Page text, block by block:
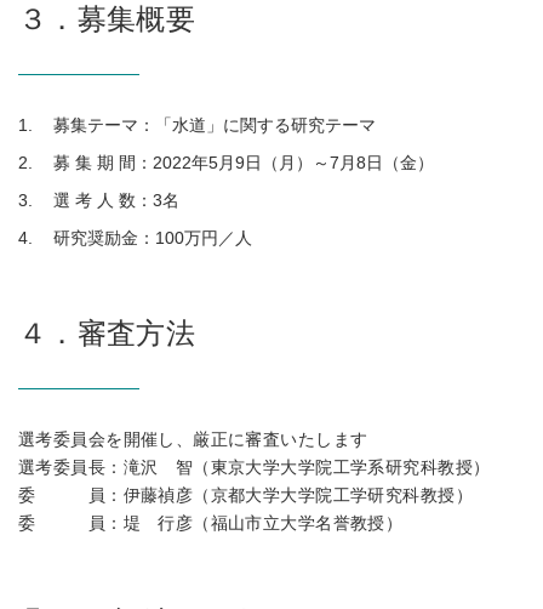
３．募集概要
募集テーマ：「水道」に関する研究テーマ
募 集 期 間：2022年5月9日（月）～7月8日（金）
選 考 人 数：3名
研究奨励金：100万円／人
４．審査方法
選考委員会を開催し、厳正に審査いたします
選考委員長：滝沢 智（東京大学大学院工学系研究科教授）
委 員：伊藤禎彦（京都大学大学院工学研究科教授）
委 員：堤 行彦（福山市立大学名誉教授）